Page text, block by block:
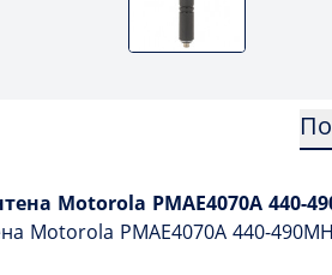
Motorola PMAE4070A 440-
Motorola PMAE4070A 440-